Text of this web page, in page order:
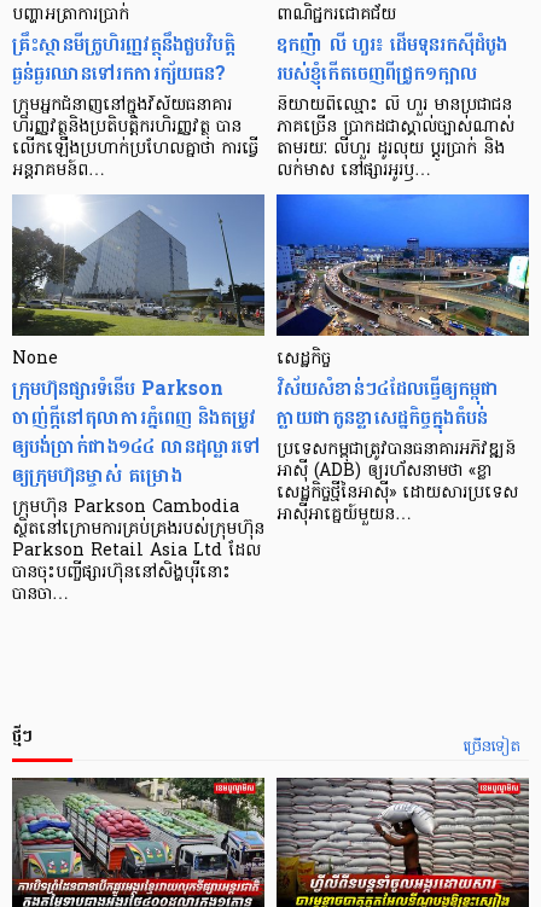
បញ្ហា​អត្រា​ការប្រាក់
គ្រឹះស្ថាន​មីក្រូ​ហិរញ្ញវត្ថុ​នឹង​ជួប​វិបត្តិ​
ធ្ងន់ធ្ងរ​ឈាន​ទៅ​រក​ការ​ក្ស័យធន?
ក្រុម​អ្នក​ជំនាញ​នៅ​ក្នុង​វិស័យ​ធនាគារ
ហិរញ្ញវត្ថុ​និង​ប្រតិបត្តិករ​ហិរញ្ញ​វត្ថុ បាន​​
លើក​ឡើង​ប្រហាក់​ប្រហែល​គ្នា​ថា ការ​ធ្វើ​
អន្តរាគមន៍​ព…
ពាណិជ្ជករជោគជ័យ
ឧកញ៉ា លី ហួរ៖ ដើមទុនរកស៊ីដំបូង
របស់ខ្ញុំកើតចេញពីជ្រូក១ក្បាល
និយាយ​ពី​ឈ្មោះ លី ហួរ មាន​ប្រជាជន​
ភាគ​ច្រើន ប្រាកដ​ជា​ស្គាល់​ច្បាស់​ណាស់
តាមរយៈ លីហួរ ដូរ​លុយ ប្តូរ​បា្រក់ និង​
លក់​មាស នៅ​ផ្សារ​អូរ​ឫ…
None
ក្រុមហ៊ុនផ្សារទំនើប Parkson
ចាញ់ក្ដីនៅតុលាការភ្នំពេញ និងតម្រូវ
ឲ្យបង់ប្រាក់ជាង១៤៤ លានដុល្លារទៅ
ឲ្យក្រុមហ៊ុនម្ចាស់ គម្រោង
ក្រុមហ៊ុន Parkson Cambodia
ស្ថិតនៅក្រោមការគ្រប់គ្រងរបស់ក្រុមហ៊ុន
Parkson Retail Asia Ltd ដែល
បានចុះបញ្ចីផ្សារហ៊ុននៅសិង្ហបុរីនោះ
បានចា…
សេដ្ឋកិច្ច​
វិស័យ​សំខាន់ៗ​៤​ដែល​ធ្វើ​ឲ្យ​កម្ពុជា​
ក្លាយ​ជា​កូន​ខ្លា​សេដ្ឋកិច្ច​ក្នុង​តំបន់
ប្រទេស​កម្ពុជា​ត្រូវ​បាន​ធនាគារ​អភិវឌ្ឍន៍​
អាស៊ី (ADB) ឲ្យ​រហ័ស​នាមថា «ខ្លា​
សេដ្ឋកិច្ច​ថ្មី​នៃ​អាស៊ី» ដោយសារ​ប្រទេស​
អាស៊ី​អាគ្នេយ៍​មួយ​ន…
ច្រើនទៀត
ថ្មីៗ